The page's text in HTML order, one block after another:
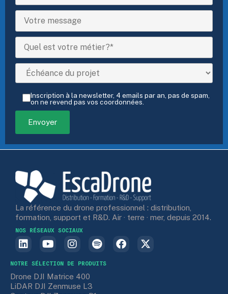
Inscription à la newsletter, 4 emails par an, pas de spam,
on ne revend pas vos coordonnées.
La référence du drone professionnel : distribution,
formation, support et R&D. Air · terre · mer, depuis 2014.
NOS RÉSEAUX SOCIAUX
NOTRE SÉLECTION DE PRODUITS
Drone DJI Matrice 400
LiDAR DJI Zenmuse L3